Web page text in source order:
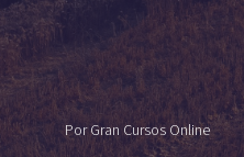
Por Gran Cursos Online